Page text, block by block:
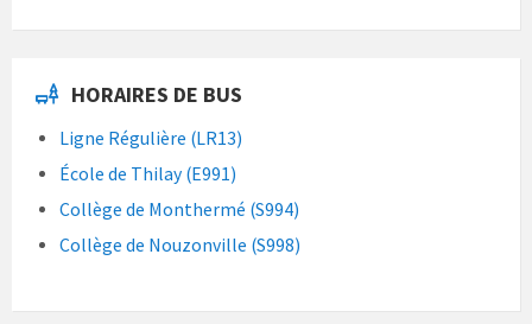
HORAIRES DE BUS
Ligne Régulière (LR13)
École de Thilay (E991)
Collège de Monthermé (S994)
Collège de Nouzonville (S998)